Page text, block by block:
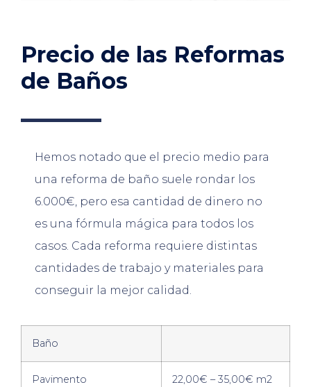
Precio de las Reformas
de Baños
Hemos notado que el precio medio para
una reforma de baño suele rondar los
6.000€, pero esa cantidad de dinero no
es una fórmula mágica para todos los
casos. Cada reforma requiere distintas
cantidades de trabajo y materiales para
conseguir la mejor calidad.
Baño
Pavimento 22,00€ – 35,00€ m2